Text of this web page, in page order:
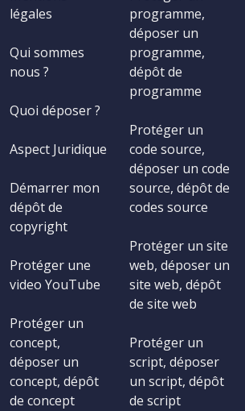
légales
Qui sommes
nous ?
Quoi déposer ?
Aspect Juridique
Démarrer mon
dépôt de
copyright
Protéger une
video YouTube
Protéger un
concept,
déposer un
concept, dépôt
de concept
programme,
déposer un
programme,
dépôt de
programme
Protéger un
code source,
déposer un code
source, dépôt de
codes source
Protéger un site
web, déposer un
site web, dépôt
de site web
Protéger un
script, déposer
un script, dépôt
de script